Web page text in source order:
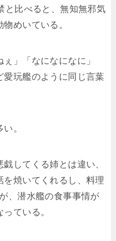
比べると、無知無邪気
めいている。
」「なになになに」
愛玩艦のように同じ言葉
。
してくる姉とは違い、
焼いてくれるし、料理
、潜水艦の食事事情が
ている。